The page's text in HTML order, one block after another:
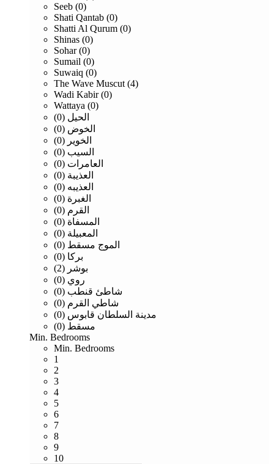
Seeb (0)
Shati Qantab (0)
Shatti Al Qurum (0)
Shinas (0)
Sohar (0)
Sumail (0)
Suwaiq (0)
The Wave Muscut (4)
Wadi Kabir (0)
Wattaya (0)
الحيل (0)
الخوض (0)
الخوير (0)
السيب (0)
العامرات (0)
العذيبة (0)
العذيبه (0)
الغبرة (0)
القرم (0)
المسفاة (0)
المعبيلة (0)
الموج مسقط (0)
بركا (0)
بوشر (2)
روي (0)
شاطئ قنطب (0)
شاطي القرم (0)
مدينة السلطان قابوس (0)
مسقط (0)
Min. Bedrooms
Min. Bedrooms
1
2
3
4
5
6
7
8
9
10